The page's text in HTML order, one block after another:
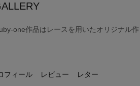
one作品はレースを用いたオリジナル作
フィール レビュー レター